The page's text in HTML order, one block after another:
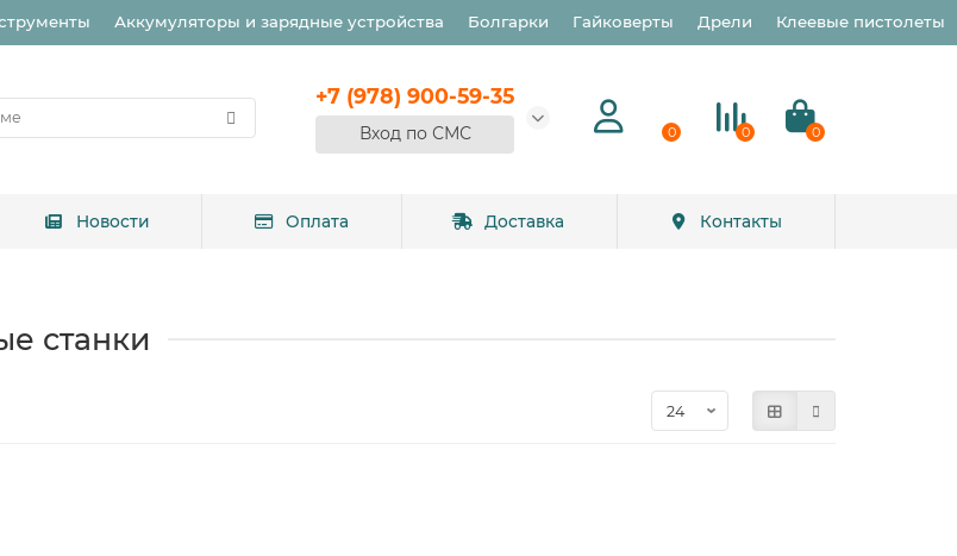
Аккумуляторы и зарядные устройства Болгарки Гайковерты Дрели Клеевые пистолеты
+7 (978) 900-59-35
Вход по СМС 0 0 0
Новости Оплата Доставка Контакты
станки